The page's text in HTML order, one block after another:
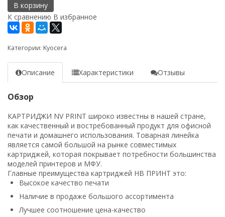
В корзину
К сравнению В избранное
Категории: Kyocera
Описание Характеристики Отзывы
Обзор
КАРТРИДЖИ NV PRINT широко известны в нашей стране,
как качественный и востребованный продукт для офисной
печати и домашнего использования. Товарная линейка
является самой большой на рынке совместимых
картриджей, которая покрывает потребности большинства
моделей принтеров и МФУ.
Главные преимущества картриджей НВ ПРИНТ это:
Высокое качество печати
Наличие в продаже большого ассортимента
Лучшее соотношение цена-качество